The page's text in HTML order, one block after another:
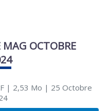
MAG OCTOBRE
| 2,53 Mo | 25 Octobre